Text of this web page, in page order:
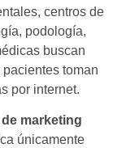
centros de
podología,
buscan
toman
por internet.
marketing
únicamente